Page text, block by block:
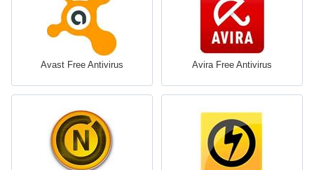
Avast Free Antivirus Avira Free Antivirus